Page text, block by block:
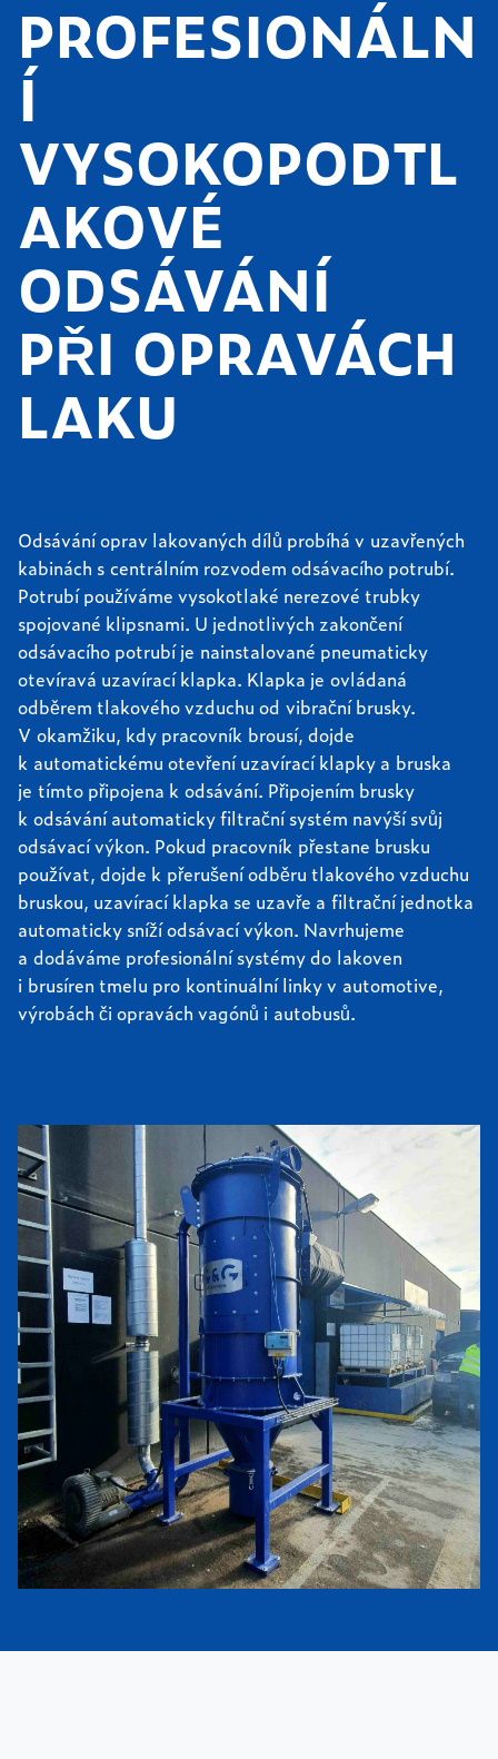
PROFESIONÁLN
Í
VYSOKOPODTL
AKOVÉ
ODSÁVÁNÍ
PŘI OPRAVÁCH
LAKU
Odsávání oprav lakovaných dílů probíhá v uzavřených
kabinách s centrálním rozvodem odsávacího potrubí.
Potrubí používáme vysokotlaké nerezové trubky
spojované klipsnami. U jednotlivých zakončení
odsávacího potrubí je nainstalované pneumaticky
otevíravá uzavírací klapka. Klapka je ovládaná
odběrem tlakového vzduchu od vibrační brusky.
V okamžiku, kdy pracovník brousí, dojde
k automatickému otevření uzavírací klapky a bruska
je tímto připojena k odsávání. Připojením brusky
k odsávání automaticky filtrační systém navýší svůj
odsávací výkon. Pokud pracovník přestane brusku
používat, dojde k přerušení odběru tlakového vzduchu
bruskou, uzavírací klapka se uzavře a filtrační jednotka
automaticky sníží odsávací výkon. Navrhujeme
a dodáváme profesionální systémy do lakoven
i brusíren tmelu pro kontinuální linky v automotive,
výrobách či opravách vagónů i autobusů.